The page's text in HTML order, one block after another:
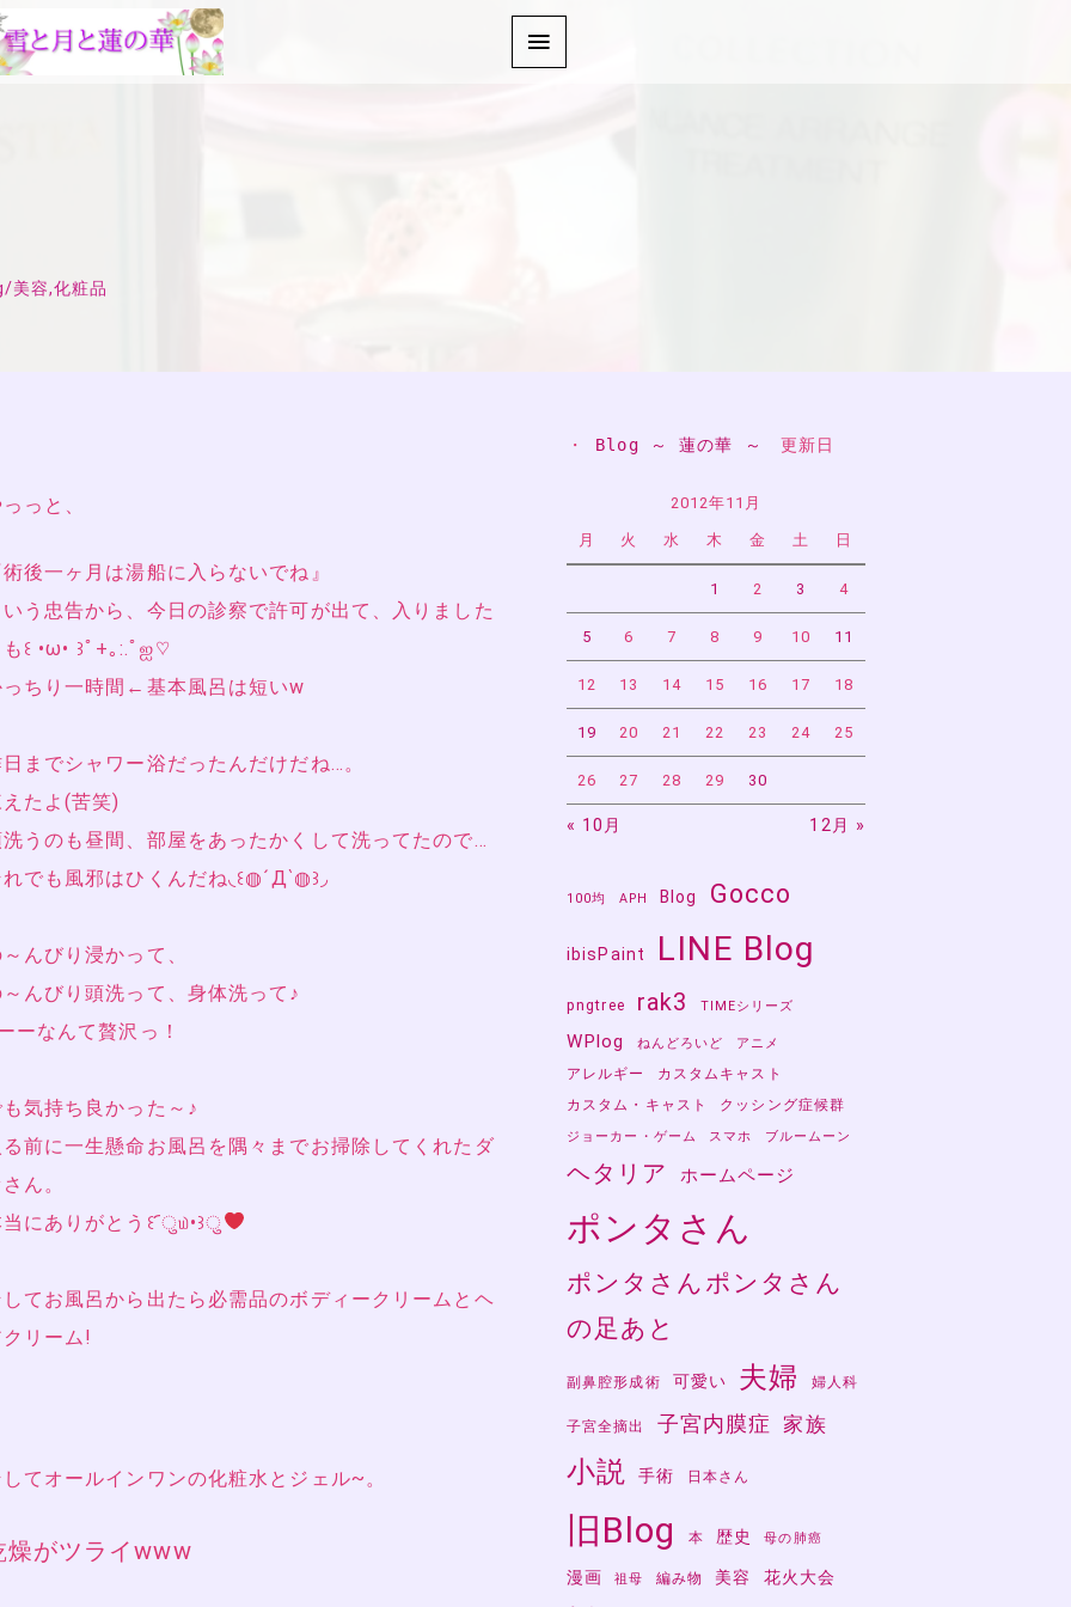
/美容,化粧品
っと、
後一ヶ月は湯船に入らないでね』
う忠告から、今日の診察で許可が出て、入りました
꒰ •ω• ꒱ﾟ+｡:.ﾟஐ♡
ちり一時間←基本風呂は短いw
までシャワー浴だったんだけだね…。
たよ(苦笑)
うのも昼間、部屋をあったかくして洗ってたので…
でも風邪はひくんだね◟꒰◍´Д‵◍꒱◞
んびり浸かって、
んびり頭洗って、身体洗って♪
ーなんて贅沢っ！
気持ち良かった～♪
前に一生懸命お風呂を隅々までお掃除してくれたダ
ん。
にありがとう꒰ ︠ु௰•꒱ु
てお風呂から出たら必需品のボディークリームとヘ
リーム!
てオールインワンの化粧水とジェル~。
燥がツライwww
・ Blog ～ 蓮の華 ～ 更新日
2012年11月
月 火 水 木 金 土 日
1 2 3 4
5 6 7 8 9 10 11
12 13 14 15 16 17 18
19 20 21 22 23 24 25
26 27 28 29 30
« 10月 12月 »
100均 APH Blog Gocco
ibisPaint LINE Blog
pngtree rak3 TIMEシリーズ
WPlog ねんどろいど アニメ
アレルギー
カスタムキャスト
カスタム・キャスト
クッシング症候群
ジョーカー・ゲーム スマホ ブルームーン
ヘタリア ホームページ
ポンタさん
ポンタさんポンタさん
の足あと
副鼻腔形成術 可愛い 夫婦 婦人科
子宮全摘出 子宮内膜症 家族
小説 手術 日本さん
旧Blog 本 歴史 母の肺癌
漫画 祖母 編み物 美容 花火大会